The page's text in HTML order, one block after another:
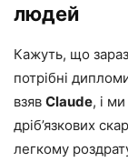
людей
Кажуть, що
потрібні
взяв Claude, і
дріб’язкових
легкому